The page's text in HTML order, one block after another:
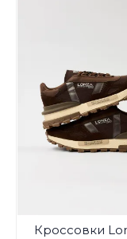
Кроссовки